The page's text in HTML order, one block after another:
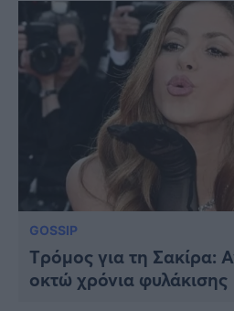
GOSSIP
Tρόμος για τη Σακίρα:
οκτώ χρόνια φυλάκισης